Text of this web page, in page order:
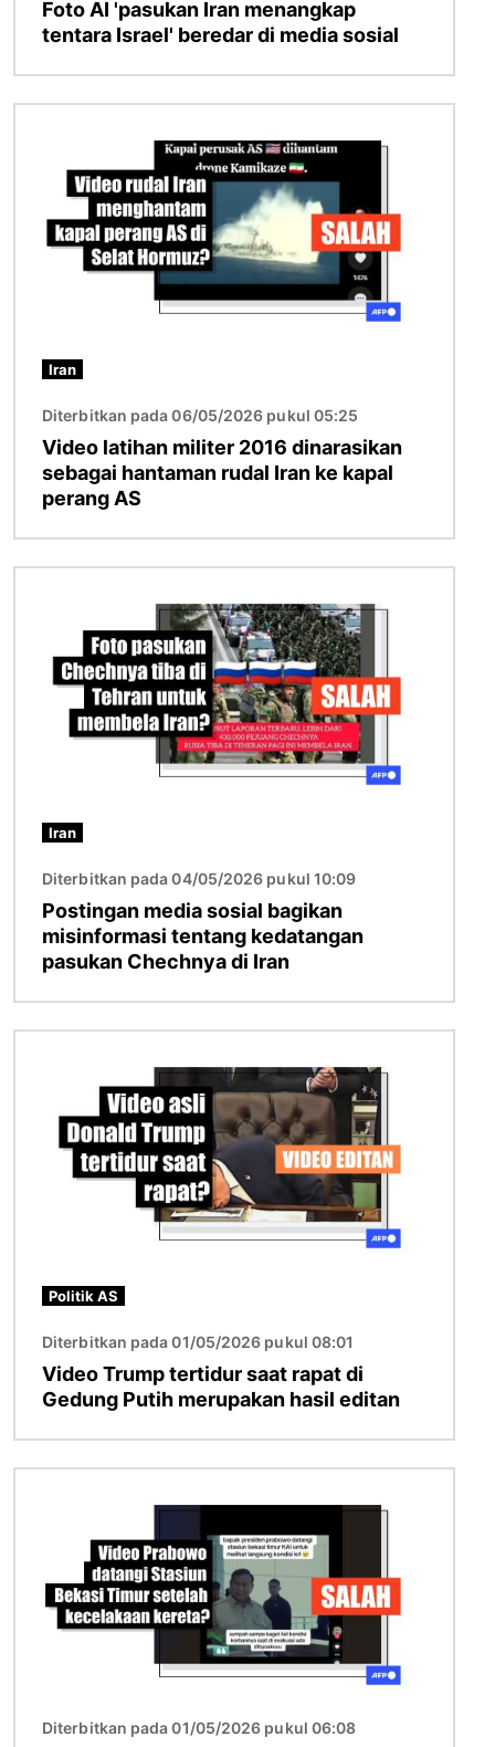
Foto AI 'pasukan Iran menangkap
tentara Israel' beredar di media sosial
Iran
Diterbitkan pada 06/05/2026 pukul 05:25
Video latihan militer 2016 dinarasikan
sebagai hantaman rudal Iran ke kapal
perang AS
Iran
Diterbitkan pada 04/05/2026 pukul 10:09
Postingan media sosial bagikan
misinformasi tentang kedatangan
pasukan Chechnya di Iran
Politik AS
Diterbitkan pada 01/05/2026 pukul 08:01
Video Trump tertidur saat rapat di
Gedung Putih merupakan hasil editan
Diterbitkan pada 01/05/2026 pukul 06:08